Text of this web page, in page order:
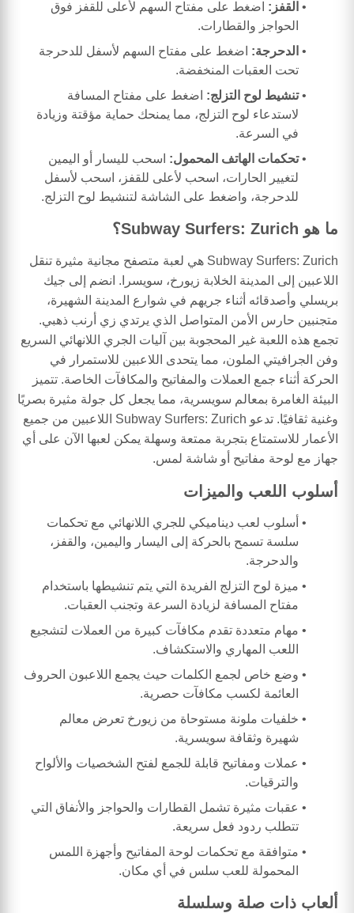
القفز: اضغط على مفتاح السهم لأعلى للقفز فوق
الحواجز والقطارات.
الدحرجة: اضغط على مفتاح السهم لأسفل للدحرجة
تحت العقبات المنخفضة.
تنشيط لوح التزلج: اضغط على مفتاح المسافة
لاستدعاء لوح التزلج، مما يمنحك حماية مؤقتة وزيادة
في السرعة.
تحكمات الهاتف المحمول: اسحب لليسار أو اليمين
لتغيير الحارات، اسحب لأعلى للقفز، اسحب لأسفل
للدحرجة، واضغط على الشاشة لتنشيط لوح التزلج.
ما هو Subway Surfers: Zurich؟
Subway Surfers: Zurich هي لعبة متصفح مجانية مثيرة تنقل
اللاعبين إلى المدينة الخلابة زيورخ، سويسرا. انضم إلى جيك
بريسلي وأصدقائه أثناء جريهم في شوارع المدينة الشهيرة،
متجنبين حارس الأمن المتواصل الذي يرتدي زي أرنب ذهبي.
تجمع هذه اللعبة غير المحجوبة بين آليات الجري اللانهائي السريع
وفن الجرافيتي الملون، مما يتحدى اللاعبين للاستمرار في
الحركة أثناء جمع العملات والمفاتيح والمكافآت الخاصة. تتميز
البيئة الغامرة بمعالم سويسرية، مما يجعل كل جولة مثيرة بصريًا
وغنية ثقافيًا. تدعو Subway Surfers: Zurich اللاعبين من جميع
الأعمار للاستمتاع بتجربة ممتعة وسهلة يمكن لعبها الآن على أي
جهاز مع لوحة مفاتيح أو شاشة لمس.
أسلوب اللعب والميزات
أسلوب لعب ديناميكي للجري اللانهائي مع تحكمات
سلسة تسمح بالحركة إلى اليسار واليمين، والقفز،
والدحرجة.
ميزة لوح التزلج الفريدة التي يتم تنشيطها باستخدام
مفتاح المسافة لزيادة السرعة وتجنب العقبات.
مهام متعددة تقدم مكافآت كبيرة من العملات لتشجيع
اللعب المهاري والاستكشاف.
وضع خاص لجمع الكلمات حيث يجمع اللاعبون الحروف
العائمة لكسب مكافآت حصرية.
خلفيات ملونة مستوحاة من زيورخ تعرض معالم
شهيرة وثقافة سويسرية.
عملات ومفاتيح قابلة للجمع لفتح الشخصيات والألواح
والترقيات.
عقبات مثيرة تشمل القطارات والحواجز والأنفاق التي
تتطلب ردود فعل سريعة.
متوافقة مع تحكمات لوحة المفاتيح وأجهزة اللمس
المحمولة للعب سلس في أي مكان.
ألعاب ذات صلة وسلسلة